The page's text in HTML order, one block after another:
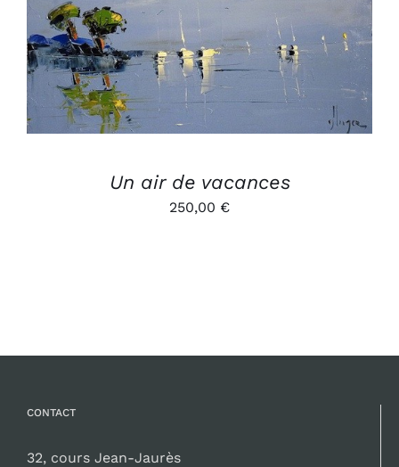
DÉTAILS
Un air de vacances
250,00 €
CONTACT
32, cours Jean-Jaurès